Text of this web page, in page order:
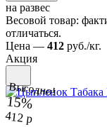
на развес
Весовой товар:
отличаться.
Цена — 412 руб./кг.
Акция
Выгодно!
15%
412 р